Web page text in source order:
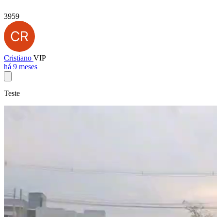
3959
Cristiano VIP
há 9 meses
Teste